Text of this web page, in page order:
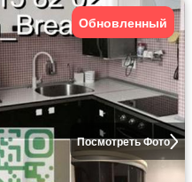
Посмотреть Фото
Обновленный